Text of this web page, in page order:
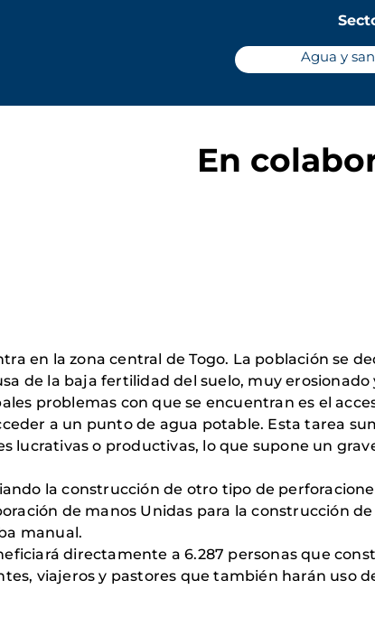
Agua y
En
en la zona central de Togo. La población se
de la baja fertilidad del suelo, muy erosionado
problemas con que se encuentran es el
a un punto de agua potable. Esta tarea
lucrativas o productivas, lo que supone un
la construcción de otro tipo de
de manos Unidas para la construcción
manual.
directamente a 6.287 personas que
viajeros y pastores que también harán uso